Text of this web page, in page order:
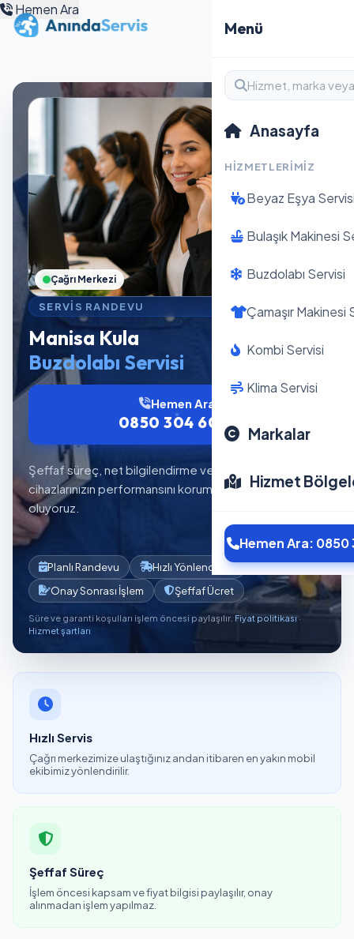
Menü
Anasayfa
HIZMETLERIMIZ
Beyaz Eşya
Bulaşık Makinesi
Buzdolabı Servisi
Çamaşır Makinesi
Kombi Servisi
Klima Servisi
Markalar
Hizmet
Hemen Ara: 0850
Hemen Ara
SERVIS RANDEVU
Manisa Kula
Buzdolabı Servisi
Şeffaf süreç, net bilgilendirme ve planlı servis akışıyla
cihazlarınızın performansını korumaya yardımcı
oluyoruz.
Hemen Ara
0850 304 6012
Planlı Randevu
Hızlı Yönlendirme
Onay Sonrası İşlem
Şeffaf Ücret
Süre ve garanti koşulları işlem öncesi paylaşılır. Fiyat politikası ·
Hizmet şartları
Çağrı Merkezi
Hızlı Servis
Çağrı merkezimize ulaştığınız andan itibaren en yakın mobil
ekibimiz yönlendirilir.
Şeffaf Süreç
İşlem öncesi kapsam ve fiyat bilgisi paylaşılır, onay
alınmadan işlem yapılmaz.